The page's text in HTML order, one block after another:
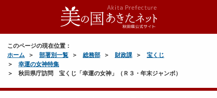
このページの現在位置：
ホーム
部署別一覧 総務部 財政課
宝くじ
幸運の女神特集
秋田県庁訪問 宝くじ「幸運の女神」（Ｒ３・年末ジャンボ）